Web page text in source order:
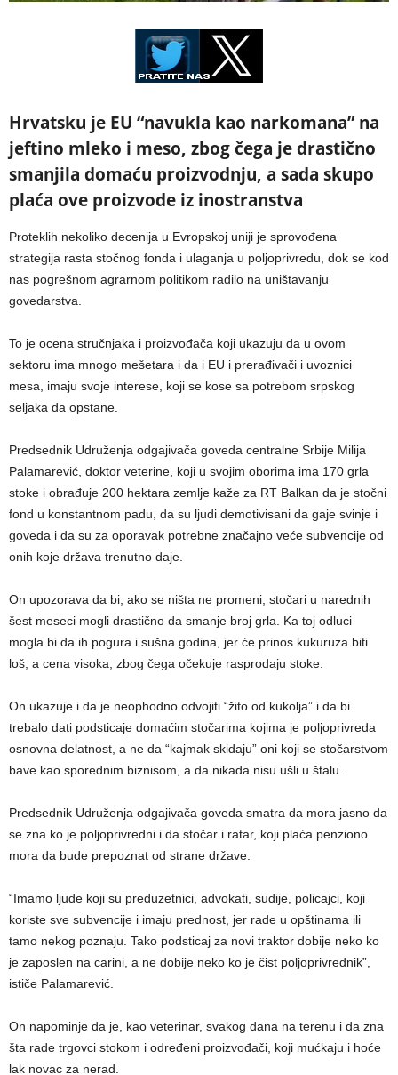
Hrvatsku je EU “navukla kao narkomana” na
jeftino mleko i meso, zbog čega je drastično
smanjila domaću proizvodnju, a sada skupo
plaća ove proizvode iz inostranstva
Proteklih nekoliko decenija u Evropskoj uniji je sprovođena
strategija rasta stočnog fonda i ulaganja u poljoprivredu, dok se kod
nas pogrešnom agrarnom politikom radilo na uništavanju
govedarstva.
To je ocena stručnjaka i proizvođača koji ukazuju da u ovom
sektoru ima mnogo mešetara i da i EU i prerađivači i uvoznici
mesa, imaju svoje interese, koji se kose sa potrebom srpskog
seljaka da opstane.
Predsednik Udruženja odgajivača goveda centralne Srbije Milija
Palamarević, doktor veterine, koji u svojim oborima ima 170 grla
stoke i obrađuje 200 hektara zemlje kaže za RT Balkan da je stočni
fond u konstantnom padu, da su ljudi demotivisani da gaje svinje i
goveda i da su za oporavak potrebne značajno veće subvencije od
onih koje država trenutno daje.
On upozorava da bi, ako se ništa ne promeni, stočari u narednih
šest meseci mogli drastično da smanje broj grla. Ka toj odluci
mogla bi da ih pogura i sušna godina, jer će prinos kukuruza biti
loš, a cena visoka, zbog čega očekuje rasprodaju stoke.
On ukazuje i da je neophodno odvojiti “žito od kukolja” i da bi
trebalo dati podsticaje domaćim stočarima kojima je poljoprivreda
osnovna delatnost, a ne da “kajmak skidaju” oni koji se stočarstvom
bave kao sporednim biznisom, a da nikada nisu ušli u štalu.
Predsednik Udruženja odgajivača goveda smatra da mora jasno da
se zna ko je poljoprivredni i da stočar i ratar, koji plaća penziono
mora da bude prepoznat od strane države.
“Imamo ljude koji su preduzetnici, advokati, sudije, policajci, koji
koriste sve subvencije i imaju prednost, jer rade u opštinama ili
tamo nekog poznaju. Tako podsticaj za novi traktor dobije neko ko
je zaposlen na carini, a ne dobije neko ko je čist poljoprivrednik”,
ističe Palamarević.
On napominje da je, kao veterinar, svakog dana na terenu i da zna
šta rade trgovci stokom i određeni proizvođači, koji mućkaju i hoće
lak novac za nerad.